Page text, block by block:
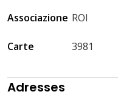
Associazione ROI
Carte 3981
Adresses